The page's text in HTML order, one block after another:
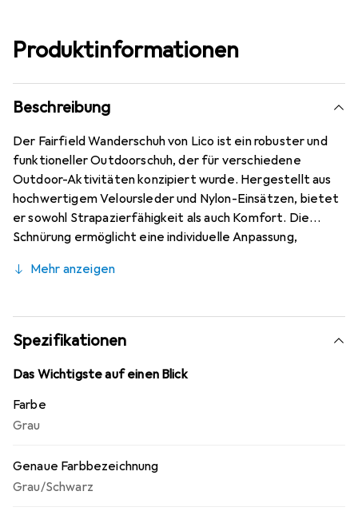
Produktinformationen
Beschreibung
Der Fairfield Wanderschuh von Lico ist ein robuster und
funktioneller Outdoorschuh, der für verschiedene
Outdoor-Aktivitäten konzipiert wurde. Hergestellt aus
hochwertigem Veloursleder und Nylon-Einsätzen, bietet
er sowohl Strapazierfähigkeit als auch Komfort. Die
Schnürung ermöglicht eine individuelle Anpassung,
Comfortex-Klimamembrane dafür sorgt, dass die Füsse
angenehm bleiben. Das Textilfutter und die
Textileinlegesohle tragen zusätzlich zum Tragekomfort
bei. Die hochwertige CME-Laufsohle sorgt für eine gute
Bodenhaftung und Stabilität auf unterschiedlichen
andere Outdoor-Abenteuer macht.
Mehr anzeigen
Spezifikationen
Das Wichtigste auf einen Blick
Farbe
Grau
Genaue Farbbezeichnung
Grau/Schwarz